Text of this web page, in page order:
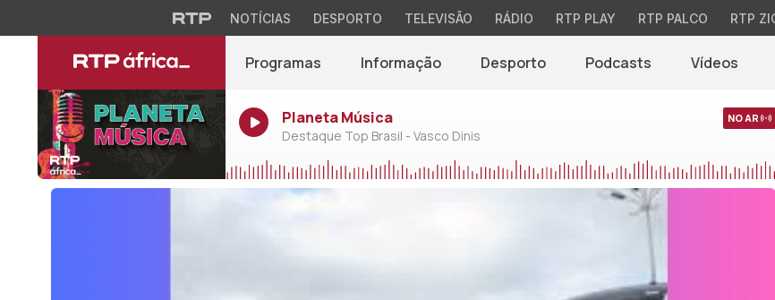
NOTÍCIAS DESPORTO TELEVISÃO RÁDIO RTP PLAY RTP PALCO RTP
Programas Informação Desporto Podcasts Vídeos
Planeta Música
Destaque Top Brasil - Vasco Dinis
NO AR